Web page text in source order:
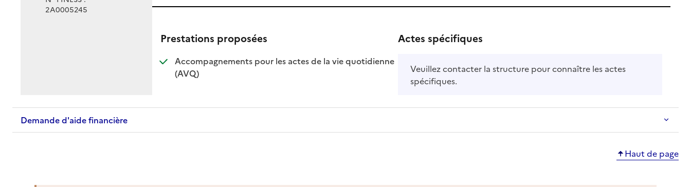
2A0005245
Prestations proposées
Accompagnements pour les actes de la vie quotidienne
(AVQ)
: disponible
: non disponible
Actes spécifiques
Veuillez contacter la structure pour connaître les actes
spécifiques.
Demande d'aide financière
Haut de page